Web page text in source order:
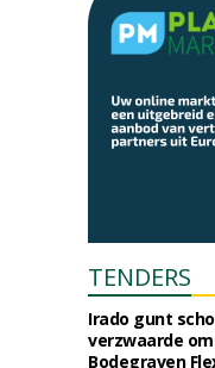
TENDERS
Irado gunt
verzwaarde
Bodegraven